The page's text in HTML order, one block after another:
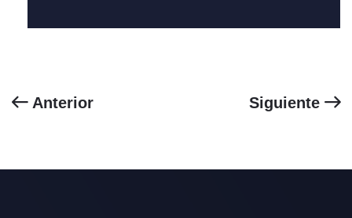
Anterior Siguiente